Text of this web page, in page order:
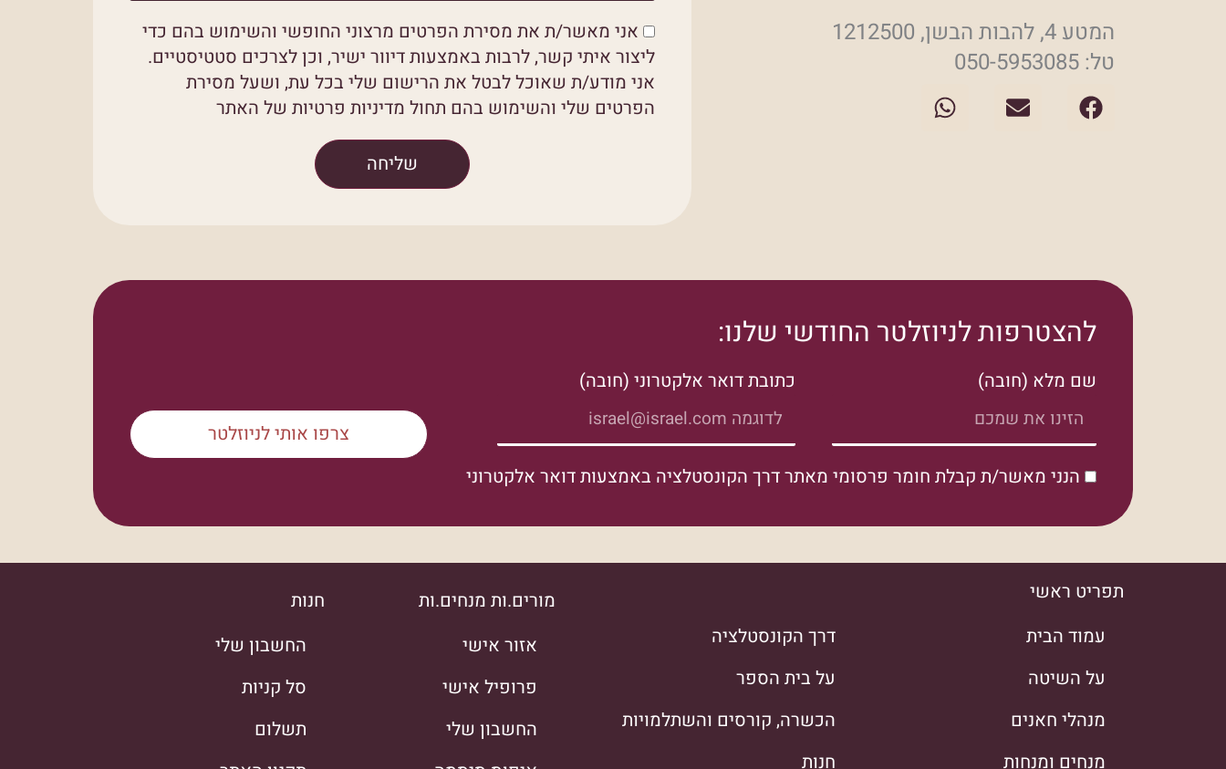
המטע 4, להבות הבשן, 1212500
טל: 050-5953085
F
a
E
n
W
h
אני מאשר/ת את מסירת הפרטים מרצוני החופשי והשימוש בהם כדי
ליצור איתי קשר, לרבות באמצעות דיוור ישיר, וכן לצרכים סטטיסטיים.
אני מודע/ת שאוכל לבטל את הרישום שלי בכל עת, ושעל מסירת
הפרטים שלי והשימוש בהם תחול מדיניות פרטיות של האתר
שליחה
להצטרפות לניוזלטר החודשי שלנו:
שם מלא (חובה) כתובת דואר אלקטרוני (חובה)
הנני מאשר/ת קבלת חומר פרסומי מאתר דרך הקונסטלציה באמצעות דואר אלקטרוני
צרפו אותי לניוזלטר
תפריט ראשי
עמוד הבית
דרך הקונסטלציה
על השיטה
על בית הספר
מנהלי חאנים
הכשרה, קורסים והשתלמויות
מנחים ומנחות
חנות
מורים.ות מנחים.ות
אזור אישי
פרופיל אישי
החשבון שלי
חנות
החשבון שלי
סל קניות
תשלום